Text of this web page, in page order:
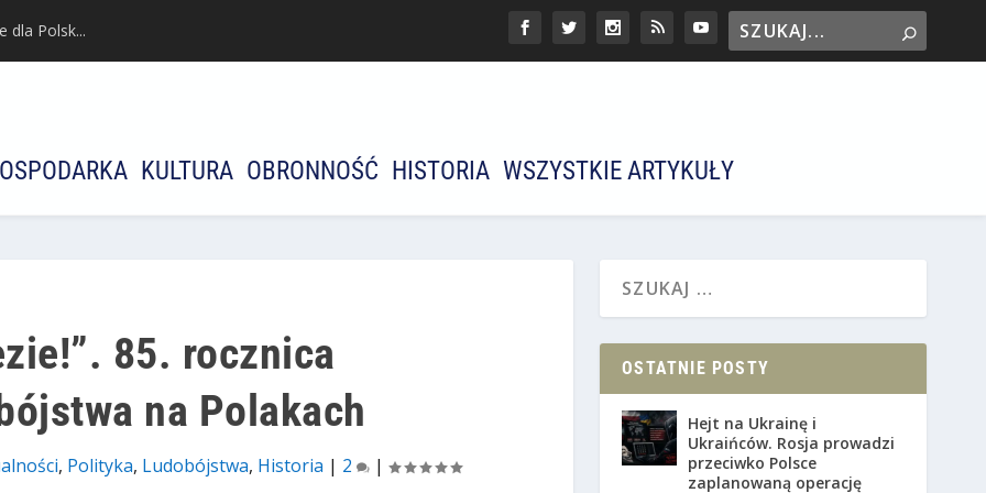
dla Polsk...
KULTURA OBRONNOŚĆ HISTORIA WSZYSTKIE ARTYKUŁY
85. rocznica
na Polakach
, Polityka, Ludobójstwa, Historia | 2 |
OSTATNIE POSTY
Hejt na Ukrainę i
Ukraińców. Rosja prowadzi
przeciwko Polsce
zaplanowaną operację